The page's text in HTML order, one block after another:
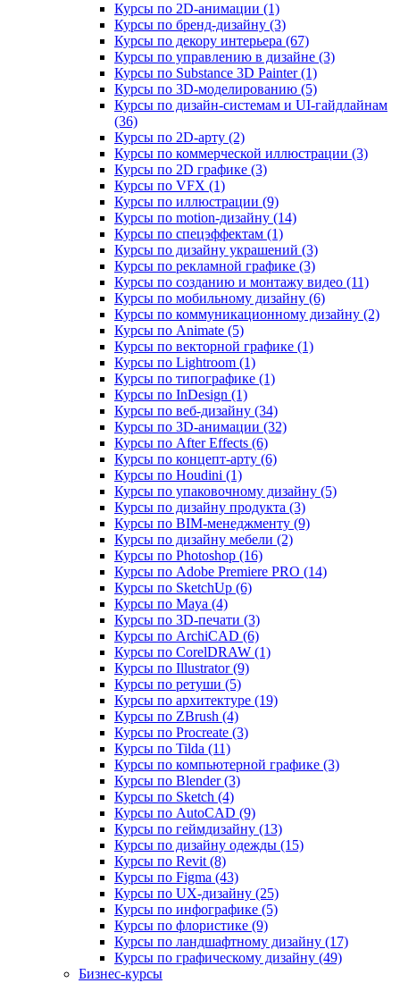
Курсы по 2D‑анимации (1)
Курсы по бренд‑дизайну (3)
Курсы по декору интерьера (67)
Курсы по управлению в дизайне (3)
Курсы по Substance 3D Painter (1)
Курсы по 3D‑моделированию (5)
Курсы по дизайн-системам и UI-гайдлайнам
(36)
Курсы по 2D‑арту (2)
Курсы по коммерческой иллюстрации (3)
Курсы по 2D графике (3)
Курсы по VFX (1)
Курсы по иллюстрации (9)
Курсы по motion-дизайну (14)
Курсы по спецэффектам (1)
Курсы по дизайну украшений (3)
Курсы по рекламной графике (3)
Курсы по созданию и монтажу видео (11)
Курсы по мобильному дизайну (6)
Курсы по коммуникационному дизайну (2)
Курсы по Animate (5)
Курсы по векторной графике (1)
Курсы по Lightroom (1)
Курсы по типографике (1)
Курсы по InDesign (1)
Курсы по веб‑дизайну (34)
Курсы по 3D‑анимации (32)
Курсы по After Effects (6)
Курсы по концепт‑арту (6)
Курсы по Houdini (1)
Курсы по упаковочному дизайну (5)
Курсы по дизайну продукта (3)
Курсы по BIM‑менеджменту (9)
Курсы по дизайну мебели (2)
Курсы по Photoshop (16)
Курсы по Adobe Premiere PRO (14)
Курсы по SketchUp (6)
Курсы по Maya (4)
Курсы по 3D-печати (3)
Курсы по ArchiCAD (6)
Курсы по CorelDRAW (1)
Курсы по Illustrator (9)
Курсы по ретуши (5)
Курсы по архитектуре (19)
Курсы по ZBrush (4)
Курсы по Procreate (3)
Курсы по Tilda (11)
Курсы по компьютерной графике (3)
Курсы по Blender (3)
Курсы по Sketch (4)
Курсы по AutoCAD (9)
Курсы по геймдизайну (13)
Курсы по дизайну одежды (15)
Курсы по Revit (8)
Курсы по Figma (43)
Курсы по UX‑дизайну (25)
Курсы по инфографике (5)
Курсы по флористике (9)
Курсы по ландшафтному дизайну (17)
Курсы по графическому дизайну (49)
Бизнес-курсы